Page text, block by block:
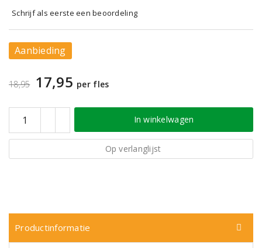
Schrijf als eerste een beoordeling
Aanbieding
18,95 17,95 per fles
In winkelwagen
Op verlanglijst
Productinformatie